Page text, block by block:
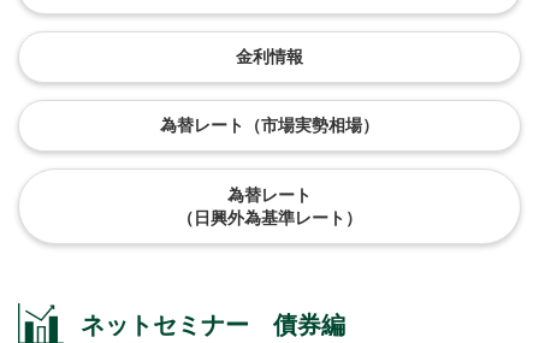
金利情報
為替レート（市場実勢相場）
為替レート
（日興外為基準レート）
ネットセミナー 債券編